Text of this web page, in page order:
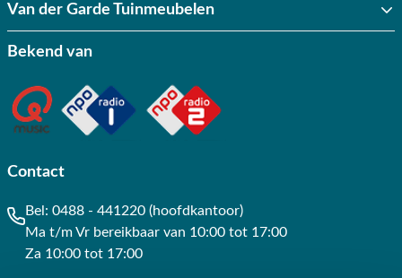
Van der Garde Tuinmeubelen
Bekend van
Contact
Bel: 0488 - 441220 (hoofdkantoor)
Ma t/m Vr bereikbaar van 10:00 tot 17:00
Za 10:00 tot 17:00